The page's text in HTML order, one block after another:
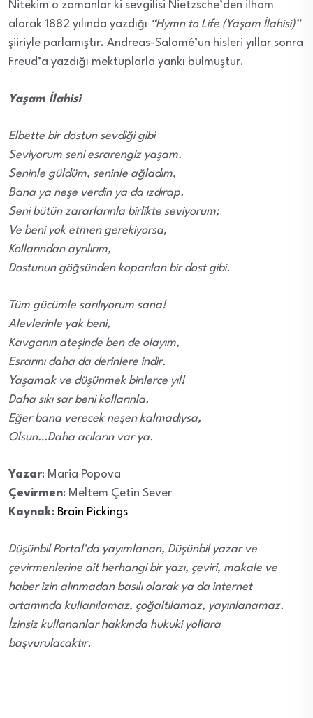
Nitekim o zamanlar ki sevgilisi Nietzsche’den ilham
alarak 1882 yılında yazdığı “Hymn to Life (Yaşam İlahisi)”
şiiriyle parlamıştır. Andreas-Salomé’un hisleri yıllar sonra
Freud’a yazdığı mektuplarla yankı bulmuştur.
Yaşam İlahisi
Elbette bir dostun sevdiği gibi
Seviyorum seni esrarengiz yaşam.
Seninle güldüm, seninle ağladım,
Bana ya neşe verdin ya da ızdırap.
Seni bütün zararlarınla birlikte seviyorum;
Ve beni yok etmen gerekiyorsa,
Kollarından ayrılırım,
Dostunun göğsünden koparılan bir dost gibi.
Tüm gücümle sarılıyorum sana!
Alevlerinle yak beni,
Kavganın ateşinde ben de olayım,
Esrarını daha da derinlere indir.
Yaşamak ve düşünmek binlerce yıl!
Daha sıkı sar beni kollarınla.
Eğer bana verecek neşen kalmadıysa,
Olsun…Daha acıların var ya.
Yazar: Maria Popova
Çevirmen: Meltem Çetin Sever
Kaynak: Brain Pickings
Düşünbil Portal’da yayımlanan, Düşünbil yazar ve
çevirmenlerine ait herhangi bir yazı, çeviri, makale ve
haber izin alınmadan basılı olarak ya da internet
ortamında kullanılamaz, çoğaltılamaz, yayınlanamaz.
İzinsiz kullananlar hakkında hukuki yollara
başvurulacaktır.